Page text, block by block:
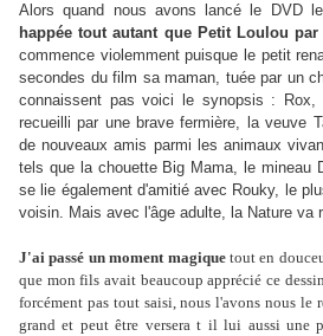
Alors quand nous avons lancé le DVD
happée tout autant que Petit Loulou
commence violemment puisque le petit
secondes du film sa maman, tuée par un
connaissent pas voici le synopsis : Rox,
recueilli par une brave fermière, la veuve
de nouveaux amis parmi les animaux
tels que la chouette Big Mama, le mineau
se lie également d'amitié avec Rouky, le
voisin. Mais avec l'âge adulte, la Nature va
J'ai passé un moment magiquetout en
que mon fils avait beaucoup apprécié ce
forcément pas tout saisi, nous l'avons nous le
grand et peut être versera t il lui aussi une